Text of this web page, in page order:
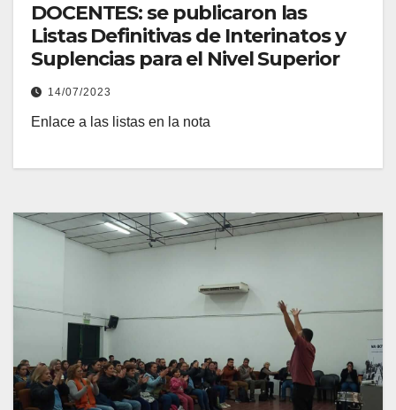
DOCENTES: se publicaron las
Listas Definitivas de Interinatos y
Suplencias para el Nivel Superior
14/07/2023
Enlace a las listas en la nota